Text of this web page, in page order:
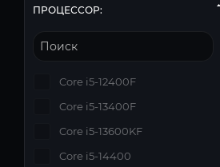
ПРОЦЕССОР:
Core i5-12400F
Core i5-13400F
Core i5-13600KF
Core i5-14400